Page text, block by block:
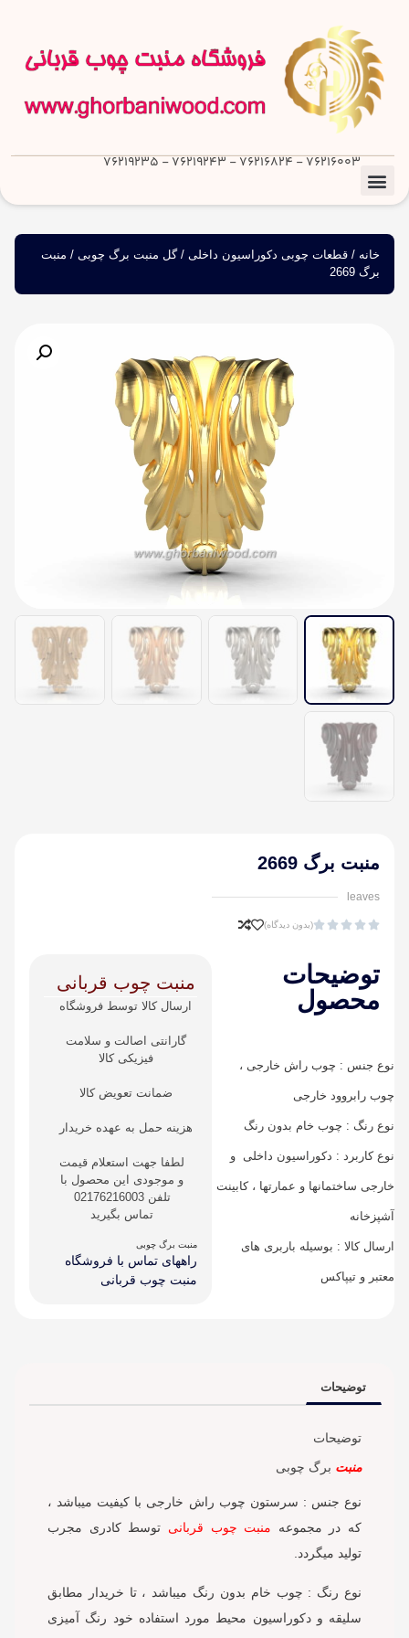
76216003 - 76216824 - 76219243 - 76219235
خانه / قطعات چوبی دکوراسیون داخلی /گل منبت برگ چوبی / منبت
برگ 2669
منبت برگ 2669
leaves




(بدون دیدگاه)
توضیحات
محصول
نوع جنس : چوب راش خارجی ،
چوب رابروود خارجی
نوع رنگ : چوب خام بدون رنگ
نوع کاربرد : دکوراسیون داخلی و
خارجی ساختمانها و عمارتها ، کابینت
آشپزخانه
ارسال کالا : بوسیله باربری های
معتبر و تیپاکس
منبت چوب قربانی
ارسال کالا توسط فروشگاه
گارانتی اصالت و سلامت
فیزیکی کالا
ضمانت تعویض کالا
هزینه حمل به عهده خریدار
لطفا جهت استعلام قیمت
و موجودی این محصول با
تلفن 02176216003
تماس بگیرید
منبت برگ چوبی
راههای تماس با فروشگاه
منبت چوب قربانی
توضیحات
توضیحات
منبت برگ چوبی
نوع جنس : سرستون چوب راش خارجی با کیفیت میباشد ،
که در مجموعه منبت چوب قربانی توسط کادری مجرب
تولید میگردد.
نوع رنگ : چوب خام بدون رنگ میباشد ، تا خریدار مطابق
سلیقه و دکوراسیون محیط مورد استفاده خود رنگ آمیزی